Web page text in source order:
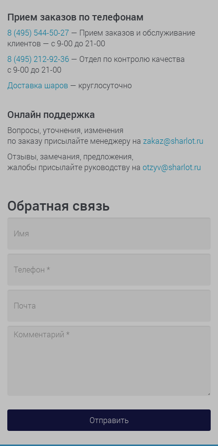
Прием заказов по телефонам
8 (495) 544-50-27 — Прием заказов и обслуживание
клиентов — с 9-00 до 21-00
8 (495) 212-92-36 — Отдел по контролю качества
с 9-00 до 21-00
Доставка шаров — круглосуточно
Онлайн поддержка
Вопросы, уточнения, изменения
по заказу присылайте менеджеру на zakaz@sharlot.ru
Отзывы, замечания, предложения,
жалобы присылайте руководству на otzyv@sharlot.ru
Обратная связь